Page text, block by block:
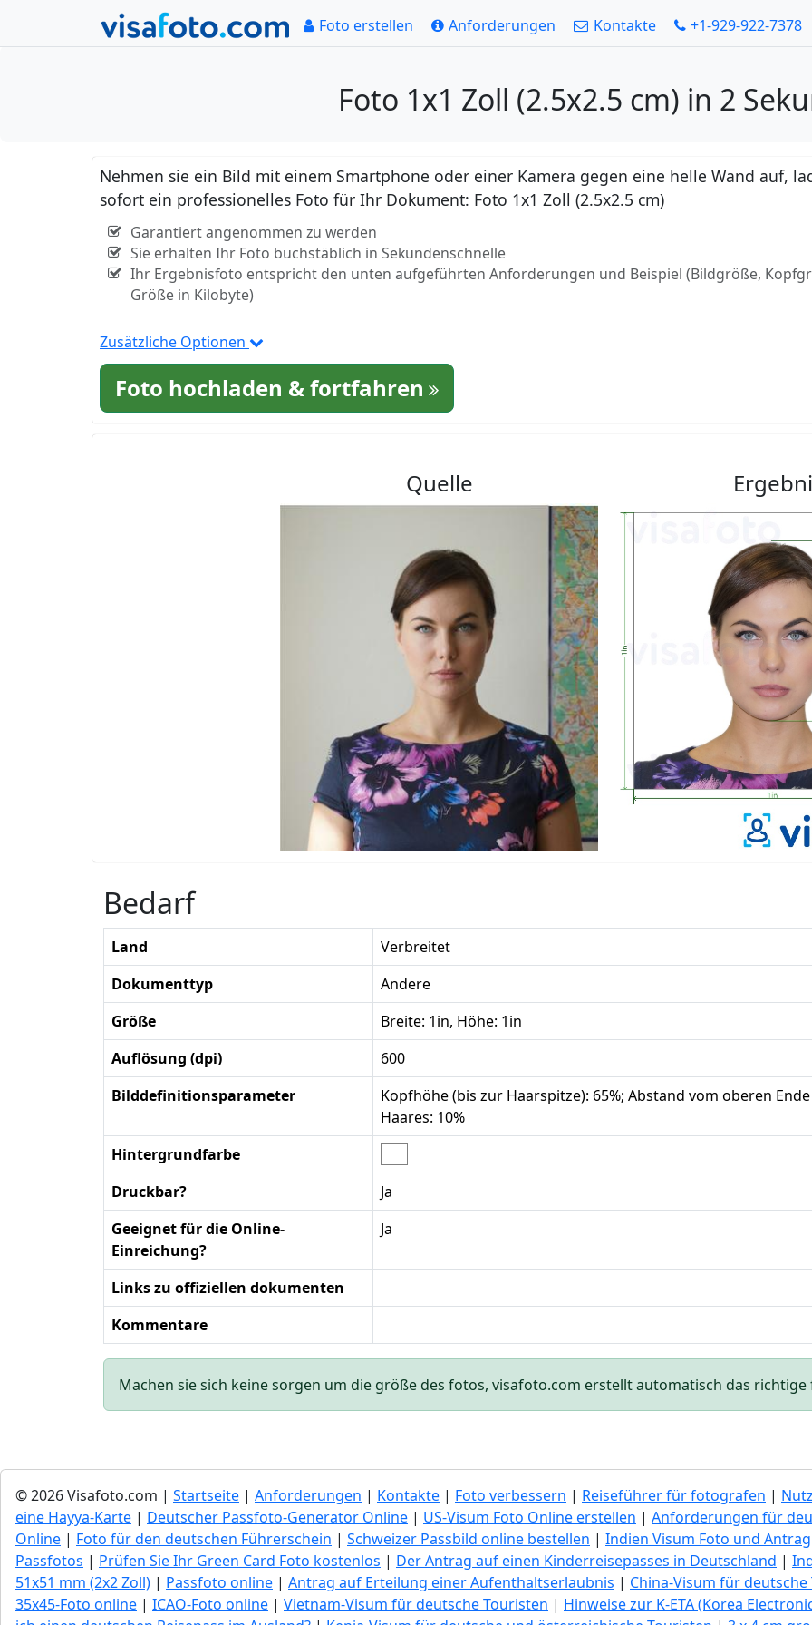
Foto erstellen Anforderungen Kontakte +1-929-922-7378
Foto 1x1 Zoll (2.5x2.5 cm) in 2
Nehmen sie ein Bild mit einem Smartphone oder einer Kamera gegen eine helle Wand auf,
sofort ein professionelles Foto für Ihr Dokument: Foto 1x1 Zoll (2.5x2.5 cm)
Garantiert angenommen zu werden
Sie erhalten Ihr Foto buchstäblich in Sekundenschnelle
Ihr Ergebnisfoto entspricht den unten aufgeführten Anforderungen und Beispiel (Bildgröße,
Größe in Kilobyte)
Zusätzliche Optionen
Foto hochladen & fortfahren
Quelle
Bedarf
Land
Verbreitet
Dokumenttyp
Andere
Größe
Breite: 1in, Höhe: 1in
Auflösung (dpi)
600
Bilddefinitionsparameter
Kopfhöhe (bis zur Haarspitze): 65%; Abstand vom oberen
Haares: 10%
Hintergrundfarbe
Druckbar?
Ja
Geeignet für die Online-
Einreichung?
Ja
Links zu offiziellen dokumenten
Kommentare
Machen sie sich keine sorgen um die größe des fotos, visafoto.com erstellt automatisch das
© 2026 Visafoto.com | Startseite | Anforderungen | Kontakte | Foto verbessern | Reiseführer für fotografen |
eine Hayya-Karte | Deutscher Passfoto-Generator Online | US-Visum Foto Online erstellen | Anforderungen für
Online | Foto für den deutschen Führerschein | Schweizer Passbild online bestellen | Indien Visum Foto und Antrag
Passfotos | Prüfen Sie Ihr Green Сard Foto kostenlos | Der Antrag auf einen Kinderreisepasses in Deutschland |
51x51 mm (2x2 Zoll) | Passfoto online | Antrag auf Erteilung einer Aufenthaltserlaubnis | China-Visum für
35x45-Foto online | ICAO-Foto online | Vietnam-Visum für deutsche Touristen | Hinweise zur K-ETA (Korea